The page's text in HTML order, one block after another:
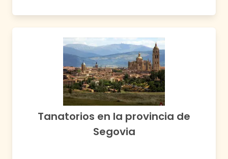
Tanatorios en la provincia de
Segovia